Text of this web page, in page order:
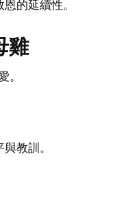
的延續性。
雞
。
教訓。